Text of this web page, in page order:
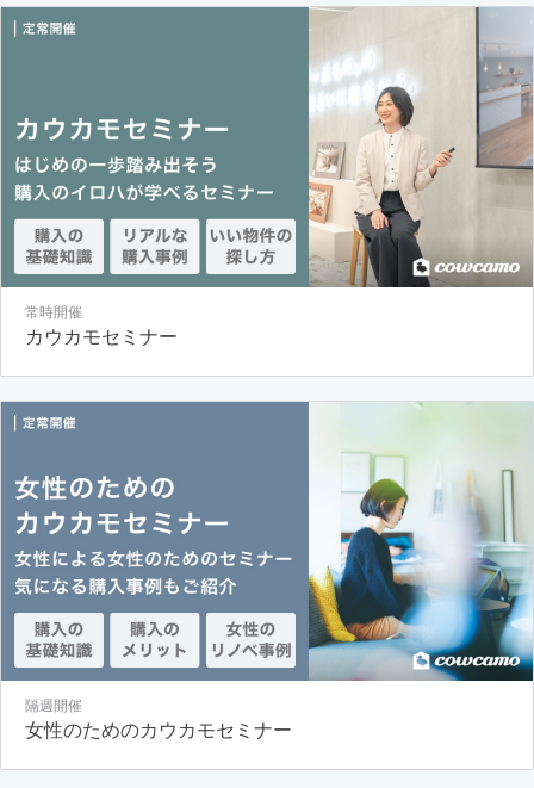
常時開催
カウカモセミナー
隔週開催
女性のためのカウカモセミナー